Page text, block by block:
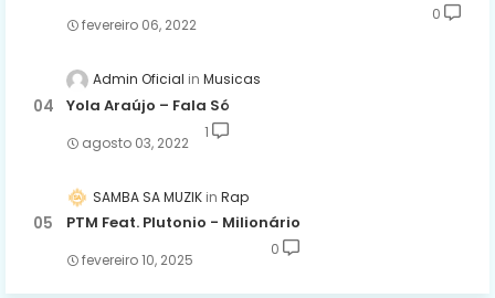
fevereiro 06, 2022
0
Admin Oficial Musicas
Yola Araújo – Fala Só
agosto 03, 2022
1
SAMBA SA MUZIK Rap
PTM Feat. Plutonio - Milionário
fevereiro 10, 2025
0